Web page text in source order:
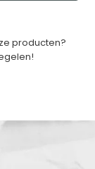
producten?